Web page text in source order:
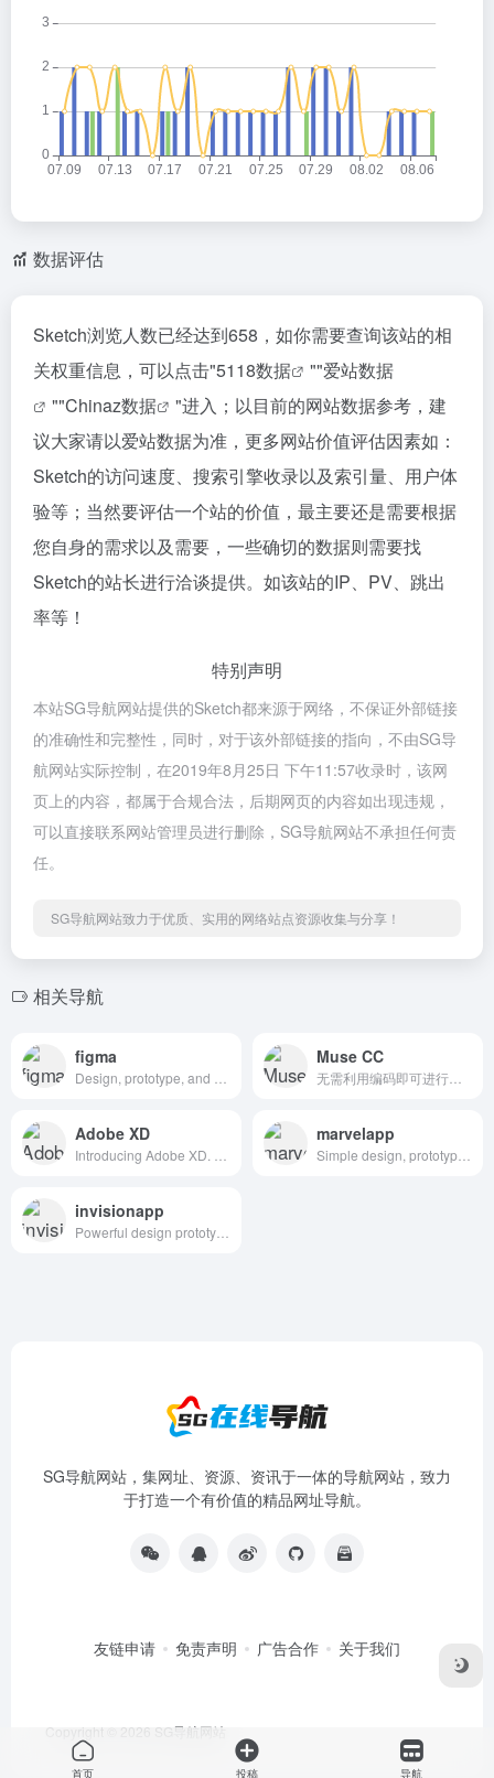
数据评估
Sketch浏览人数已经达到658，如你需要查询该站的相
关权重信息，可以点击"5118数据 ""爱站数据
""Chinaz数据
"进入；以目前的网站数据参考，建
议大家请以爱站数据为准，更多网站价值评估因素如：
Sketch的访问速度、搜索引擎收录以及索引量、用户体
验等；当然要评估一个站的价值，最主要还是需要根据
您自身的需求以及需要，一些确切的数据则需要找
Sketch的站长进行洽谈提供。如该站的IP、PV、跳出
率等！
特别声明
本站SG导航网站提供的Sketch都来源于网络，不保证外部链接
的准确性和完整性，同时，对于该外部链接的指向，不由SG导
航网站实际控制，在2019年8月25日 下午11:57收录时，该网
页上的内容，都属于合规合法，后期网页的内容如出现违规，
可以直接联系网站管理员进行删除，SG导航网站不承担任何责
任。
SG导航网站致力于优质、实用的网络站点资源收集与分享！
相关导航
figma Muse CC
Adobe XD marvelapp
invisionapp
SG导航网站，集网址、资源、资讯于一体的导航网站，致力
于打造一个有价值的精品网址导航。
友链申请 免责声明 广告合作 关于我们
Copyright © 2026 SG导航网站
首页 投稿 导航